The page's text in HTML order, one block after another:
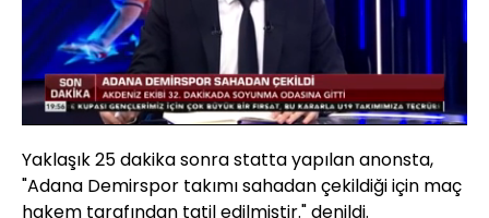
Sesi
Aç
Yüklendi:
6.14%
Oynatma
Hızı
Yaklaşık 25 dakika sonra statta yapılan anonsta,
"Adana Demirspor takımı sahadan çekildiği için maç
hakem tarafından tatil edilmiştir." denildi.